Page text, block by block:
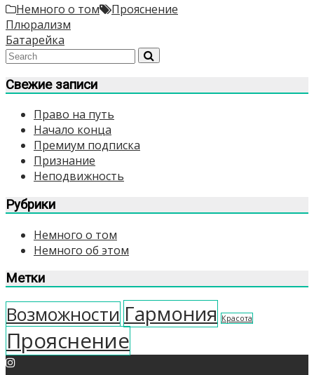
Немного о том Прояснение
Навигация
по
записям
Плюрализм
Батарейка
Свежие записи
Право на путь
Начало конца
Премиум подписка
Признание
Неподвижность
Рубрики
Немного о том
Немного об этом
Метки
Возможности Гармония Красота
Прояснение